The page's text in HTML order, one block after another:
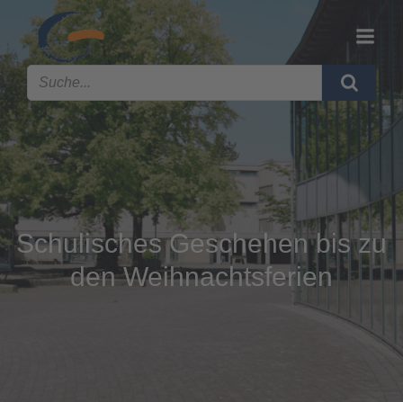
Schulisches Geschehen bis zu
den Weihnachtsferien